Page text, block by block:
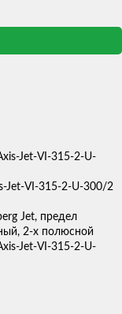
Jet-VI-315-2-U-300/2
Jet, предел
2-х полюсной